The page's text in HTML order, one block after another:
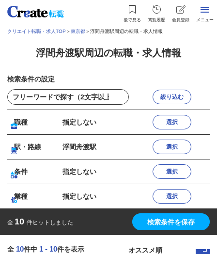
後で見る 閲覧履歴 会員登録 メニュー
クリエイト転職・求人TOP ＞東京都＞浮間舟渡駅周辺の転職・求人情報
浮間舟渡駅周辺の転職・求人情報
検索条件の設定
絞り込む
職種 指定しない 選択
駅・路線 浮間舟渡駅 選択
条件 指定しない 選択
業種 指定しない 選択
全 10 件ヒットしました 検索条件を保存
全 10件中 1 - 10件を表示